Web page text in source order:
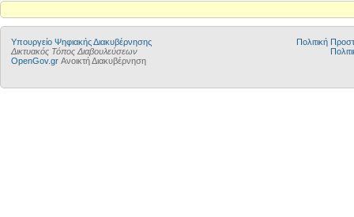
Υπουργείο Ψηφιακής Διακυβέρνησης
Δικτυακός Τόπος Διαβουλεύσεων
OpenGov.gr Ανοικτή Διακυβέρνηση
Πολιτική